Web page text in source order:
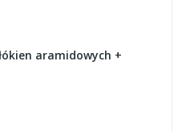
aramidowych +